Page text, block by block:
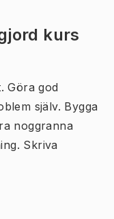
kurs
Göra god
själv. Bygga
noggranna
Skriva